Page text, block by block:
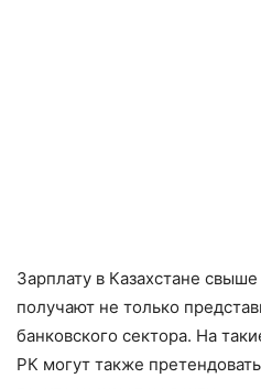
Зарплату в Казахстане
получают не только
банковского сектора. На
РК могут также